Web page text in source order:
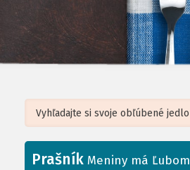
+
Leaflet| ©OpenStreetMap, Tiles courtesy of
Prašník Meniny má